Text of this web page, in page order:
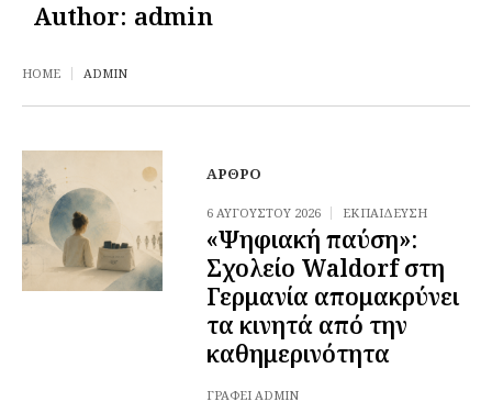
Author: admin
HOME ADMIN
ΆΡΘΡΟ
6 ΑΥΓΟΎΣΤΟΥ 2026 ΕΚΠΑΊΔΕΥΣΗ
«Ψηφιακή παύση»:
Σχολείο Waldorf στη
Γερμανία απομακρύνει
τα κινητά από την
καθημερινότητα
ΓΡΆΦΕΙ ADMIN